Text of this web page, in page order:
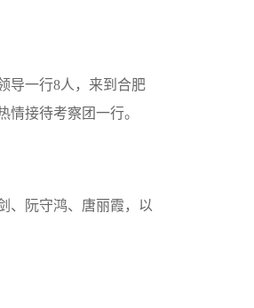
导一行8人，来到合肥
接待考察团一行。
、阮守鸿、唐丽霞，以